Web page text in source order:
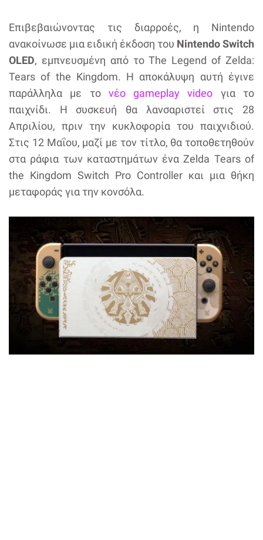
Επιβεβαιώνοντας τις διαρροές, η Nintendo
ανακοίνωσε μια ειδική έκδοση του Nintendo Switch
OLED, εμπνευσμένη από το The Legend of Zelda:
Tears of the Kingdom. Η αποκάλυψη αυτή έγινε
παράλληλα με το νέο gameplay video για το
παιχνίδι. Η συσκευή θα λανσαριστεί στις 28
Απριλίου, πριν την κυκλοφορία του παιχνιδιού.
Στις 12 Μαΐου, μαζί με τον τίτλο, θα τοποθετηθούν
στα ράφια των καταστημάτων ένα Zelda Tears of
the Kingdom Switch Pro Controller και μια θήκη
μεταφοράς για την κονσόλα.